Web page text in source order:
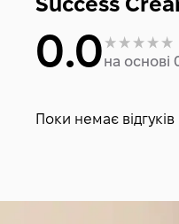
0.0на основі
Поки немає відгуків